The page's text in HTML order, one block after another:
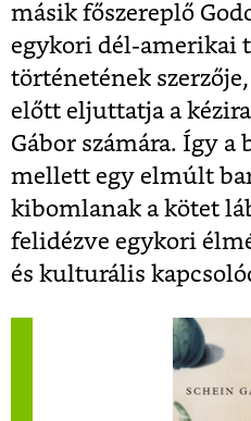
másik főszereplő
egykori dél-amerikai
történetének
előtt eljuttatja a
Gábor számára. Így
mellett egy elmúlt
kibomlanak a kötet
felidézve egykori
és kulturális